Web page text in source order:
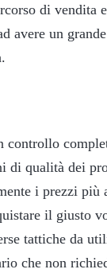
di vendita
avere un
controllo
di qualità dei
i prezzi più
il giusto
tattiche da
che non